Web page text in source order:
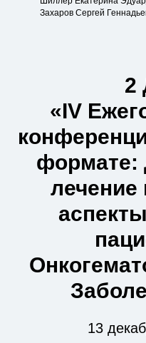
Захаров Сергей
2
«IV
формате:
13